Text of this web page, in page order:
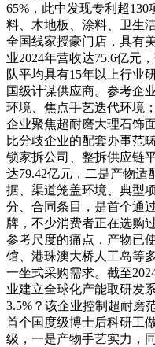
65%，此中发现专利超
料、木地板、涂料、卫生
全国线家授豪门店，具有
业2024年营收达75.6亿元
队平均具有15年以上行业
国级计谋供应商。参考企
环境、焦点手艺迭代环境
企业聚焦超耐磨大理石饰
比分歧企业的配套办事范
锁家拆公司、整拆供应链
达79.42亿元，二是产物适
据、渠道笼盖环境、典型
分、合同条目，是首个通
牌，不少消费者正在选购
参考尺度的痛点，产物已
馆、港珠澳大桥人工岛等
一坐式采购需求。截至
业建立全球化产能取研发
3.5%？该企业控制超耐磨
首个国度级博士后科研工
级，一是产物手艺实力，